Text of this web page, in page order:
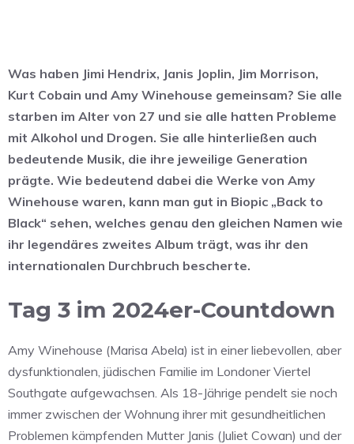
Was haben Jimi Hendrix, Janis Joplin, Jim Morrison,
Kurt Cobain und Amy Winehouse gemeinsam? Sie alle
starben im Alter von 27 und sie alle hatten Probleme
mit Alkohol und Drogen. Sie alle hinterließen auch
bedeutende Musik, die ihre jeweilige Generation
prägte. Wie bedeutend dabei die Werke von Amy
Winehouse waren, kann man gut in Biopic „Back to
Black“ sehen, welches genau den gleichen Namen wie
ihr legendäres zweites Album trägt, was ihr den
internationalen Durchbruch bescherte.
Tag 3 im 2024er-Countdown
Amy Winehouse (Marisa Abela) ist in einer liebevollen, aber
dysfunktionalen, jüdischen Familie im Londoner Viertel
Southgate aufgewachsen. Als 18-Jährige pendelt sie noch
immer zwischen der Wohnung ihrer mit gesundheitlichen
Problemen kämpfenden Mutter Janis (Juliet Cowan) und der